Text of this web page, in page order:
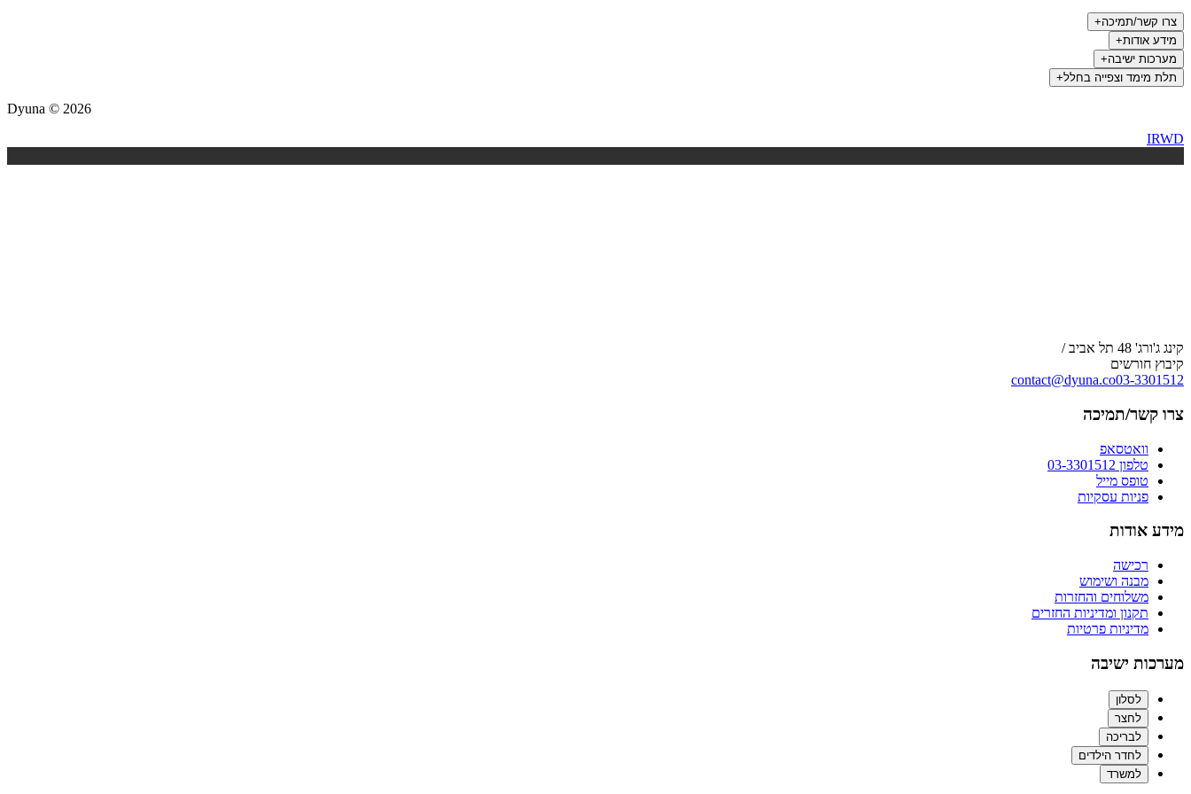
צרו קשר/תמיכה+
מידע אודות+
מערכות ישיבה+
תלת מימד וצפייה בחלל+
Dyuna © 2026
IRWD
קינג ג'ורג' 48 תל אביב /
קיבוץ חורשים
contact@dyuna.co03-3301512
צרו קשר/תמיכה
וואטסאפ
טלפון 03-3301512
טופס מייל
פניות עסקיות
מידע אודות
רכישה
מבנה ושימוש
משלוחים והחזרות
תקנון ומדיניות החזרים
מדיניות פרטיות
מערכות ישיבה
לסלון
לחצר
לבריכה
לחדר הילדים
למשרד